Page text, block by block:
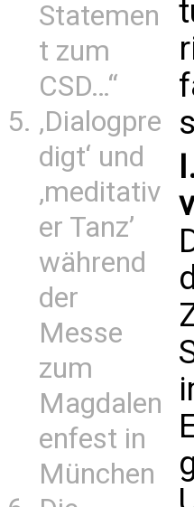
Statemen
t zum
CSD…“
‚Dialogpre
digt‘ und
‚meditativ
er Tanz’
während
der
Messe
zum
Magdalen
enfest in
München